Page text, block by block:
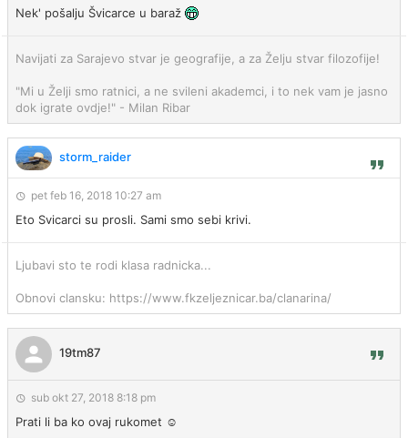
Nek' pošalju Švicarce u baraž
Navijati za Sarajevo stvar je geografije, a za Želju stvar filozofije!
"Mi u Želji smo ratnici, a ne svileni akademci, i to nek vam je jasno
dok igrate ovdje!" - Milan Ribar
storm_raider
pet feb 16, 2018 10:27 am
Eto Svicarci su prosli. Sami smo sebi krivi.
Ljubavi sto te rodi klasa radnicka...
Obnovi clansku: https://www.fkzeljeznicar.ba/clanarina/
19tm87
sub okt 27, 2018 8:18 pm
Prati li ba ko ovaj rukomet ☺